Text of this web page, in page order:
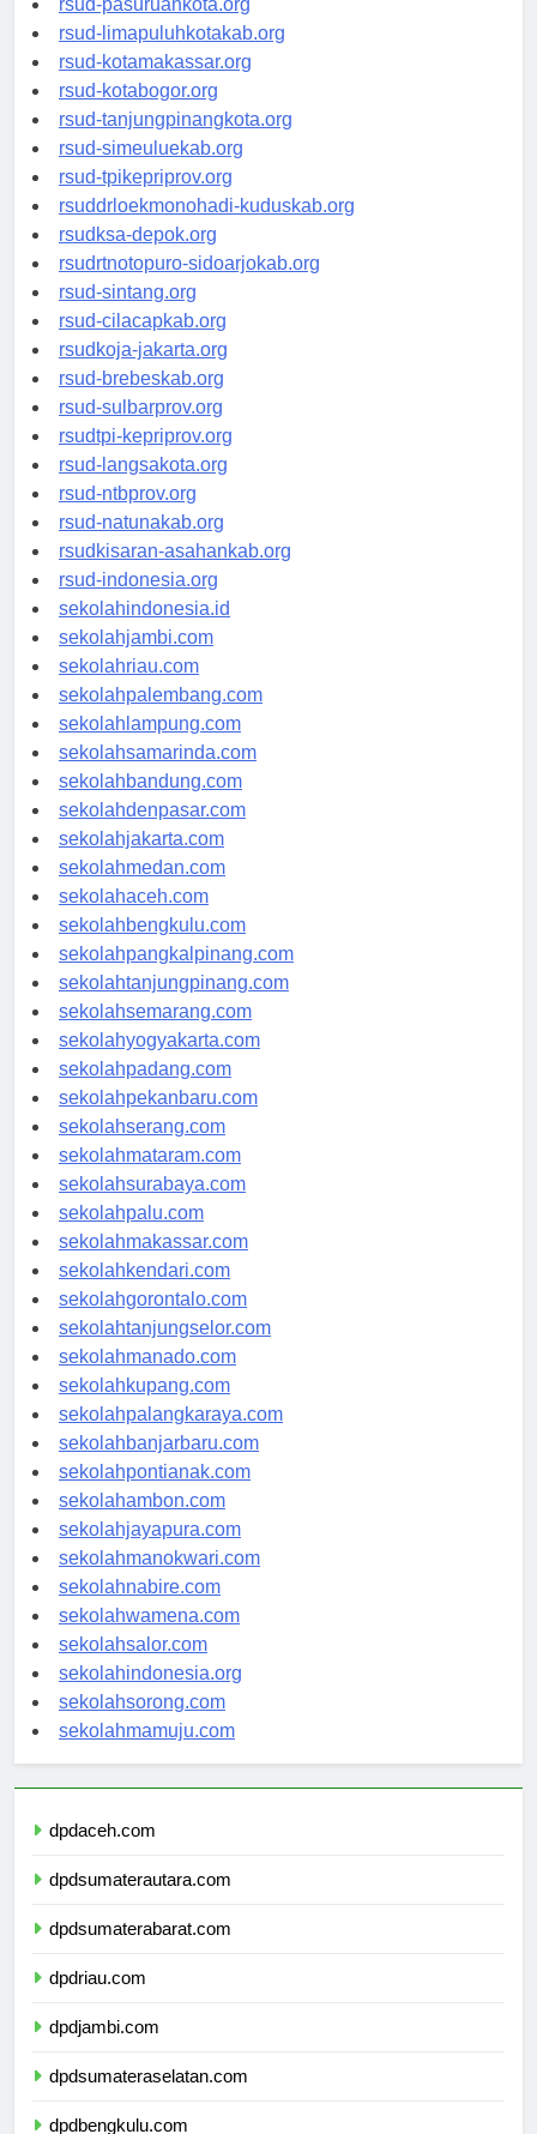
rsud-pasuruankota.org
rsud-limapuluhkotakab.org
rsud-kotamakassar.org
rsud-kotabogor.org
rsud-tanjungpinangkota.org
rsud-simeuluekab.org
rsud-tpikepriprov.org
rsuddrloekmonohadi-kuduskab.org
rsudksa-depok.org
rsudrtnotopuro-sidoarjokab.org
rsud-sintang.org
rsud-cilacapkab.org
rsudkoja-jakarta.org
rsud-brebeskab.org
rsud-sulbarprov.org
rsudtpi-kepriprov.org
rsud-langsakota.org
rsud-ntbprov.org
rsud-natunakab.org
rsudkisaran-asahankab.org
rsud-indonesia.org
sekolahindonesia.id
sekolahjambi.com
sekolahriau.com
sekolahpalembang.com
sekolahlampung.com
sekolahsamarinda.com
sekolahbandung.com
sekolahdenpasar.com
sekolahjakarta.com
sekolahmedan.com
sekolahaceh.com
sekolahbengkulu.com
sekolahpangkalpinang.com
sekolahtanjungpinang.com
sekolahsemarang.com
sekolahyogyakarta.com
sekolahpadang.com
sekolahpekanbaru.com
sekolahserang.com
sekolahmataram.com
sekolahsurabaya.com
sekolahpalu.com
sekolahmakassar.com
sekolahkendari.com
sekolahgorontalo.com
sekolahtanjungselor.com
sekolahmanado.com
sekolahkupang.com
sekolahpalangkaraya.com
sekolahbanjarbaru.com
sekolahpontianak.com
sekolahambon.com
sekolahjayapura.com
sekolahmanokwari.com
sekolahnabire.com
sekolahwamena.com
sekolahsalor.com
sekolahindonesia.org
sekolahsorong.com